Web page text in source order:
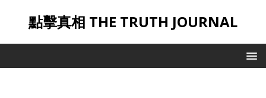
點擊真相 THE TRUTH JOURNAL